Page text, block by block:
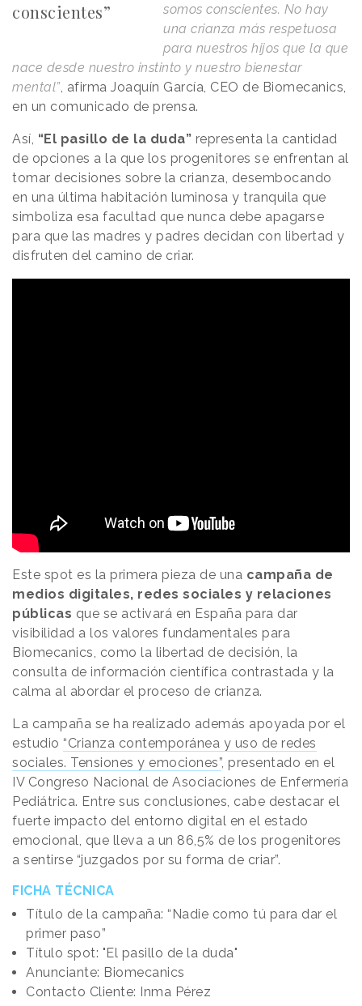
conscientes”
somos conscientes. No hay
una crianza más respetuosa
para nuestros hijos que la que
nace desde nuestro instinto y nuestro bienestar
mental”, afirma Joaquín García, CEO de Biomecanics,
en un comunicado de prensa.
Así, “El pasillo de la duda” representa la cantidad
de opciones a la que los progenitores se enfrentan al
tomar decisiones sobre la crianza, desembocando
en una última habitación luminosa y tranquila que
simboliza esa facultad que nunca debe apagarse
para que las madres y padres decidan con libertad y
disfruten del camino de criar.
Este spot es la primera pieza de una campaña de
medios digitales, redes sociales y relaciones
públicas que se activará en España para dar
visibilidad a los valores fundamentales para
Biomecanics, como la libertad de decisión, la
consulta de información científica contrastada y la
calma al abordar el proceso de crianza.
La campaña se ha realizado además apoyada por el
estudio “Crianza contemporánea y uso de redes
sociales. Tensiones y emociones”, presentado en el
IV Congreso Nacional de Asociaciones de Enfermería
Pediátrica. Entre sus conclusiones, cabe destacar el
fuerte impacto del entorno digital en el estado
emocional, que lleva a un 86,5% de los progenitores
a sentirse “juzgados por su forma de criar”.
FICHA TÉCNICA
Título de la campaña: “Nadie como tú para dar el
primer paso”
Título spot: "El pasillo de la duda"
Anunciante: Biomecanics
Contacto Cliente: Inma Pérez